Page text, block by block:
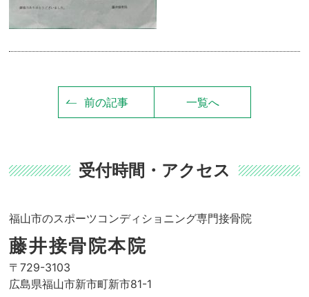
前の記事 一覧へ
受付時間・アクセス
福山市のスポーツコンディショニング専門接骨院
藤井接骨院本院
〒729-3103
広島県福山市新市町新市81-1